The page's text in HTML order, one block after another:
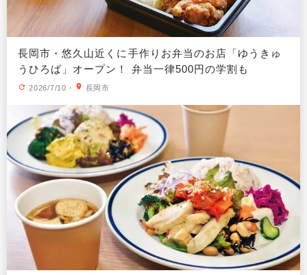
長岡市・悠久山近くに手作りお弁当のお店「ゆうきゅ
うひろば」オープン！ 弁当一律500円の学割も
2026/7/10 ・ 長岡市